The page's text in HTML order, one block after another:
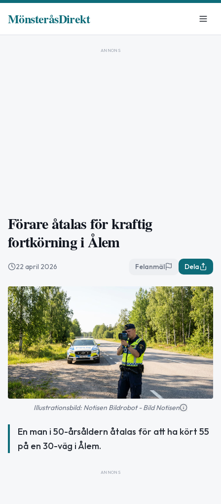
MönsteråsDirekt
ANNONS
Förare åtalas för kraftig
fortkörning i Ålem
22 april 2026 Felanmäl Dela
Illustrationsbild: Notisen Bildrobot - Bild Notisen
En man i 50-årsåldern åtalas för att ha kört 55
på en 30-väg i Ålem.
ANNONS